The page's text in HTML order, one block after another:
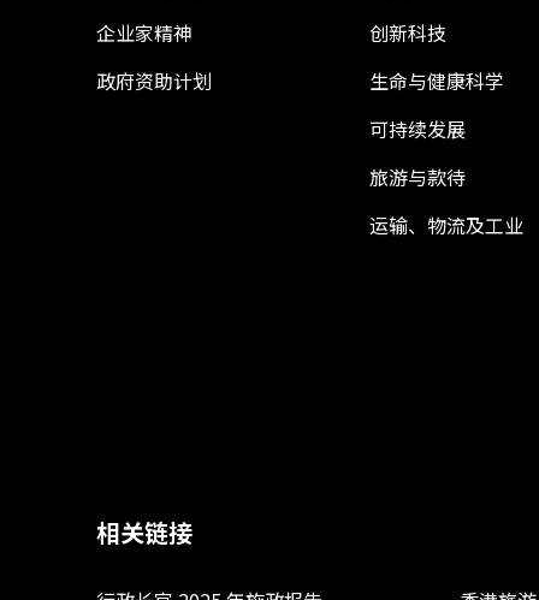
企业家精神
政府资助计划
创新科技
生命与健康科学
可持续发展
旅游与款待
运输、物流及工业
相关链接